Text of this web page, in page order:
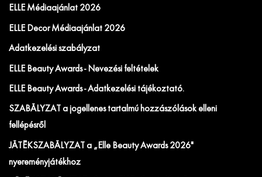
ELLE Médiaajánlat 2026
ELLE Decor Médiaajánlat 2026
Adatkezelési szabályzat
ELLE Beauty Awards - Nevezési feltételek
ELLE Beauty Awards - Adatkezelési tájékoztató.
SZABÁLYZAT a jogellenes tartalmú hozzászólások elleni
fellépésről
JÁTÉKSZABÁLYZAT a „Elle Beauty Awards 2026"
nyereményjátékhoz